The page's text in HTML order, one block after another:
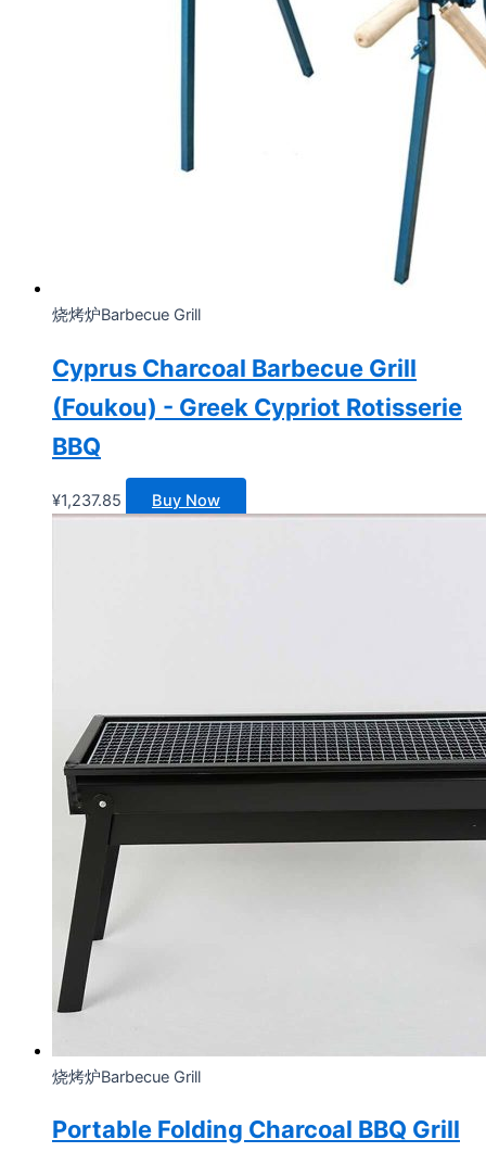
烧烤炉Barbecue Grill
Cyprus Charcoal Barbecue Grill
(Foukou) - Greek Cypriot Rotisserie
BBQ
¥1,237.85 Buy Now
烧烤炉Barbecue Grill
Portable Folding Charcoal BBQ Grill